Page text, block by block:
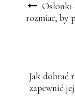
rozmiar, by
Jak dobrać
zapewnić